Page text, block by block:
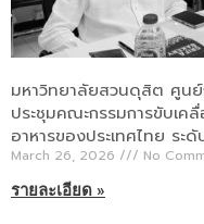
มหาวิทยาลัยสวนดุสิต ศูนย์
ประชุมคณะกรรมการขับเค
อาหารของประเทศไทย ระ
March 26, 2026
No
รายละเอียด »